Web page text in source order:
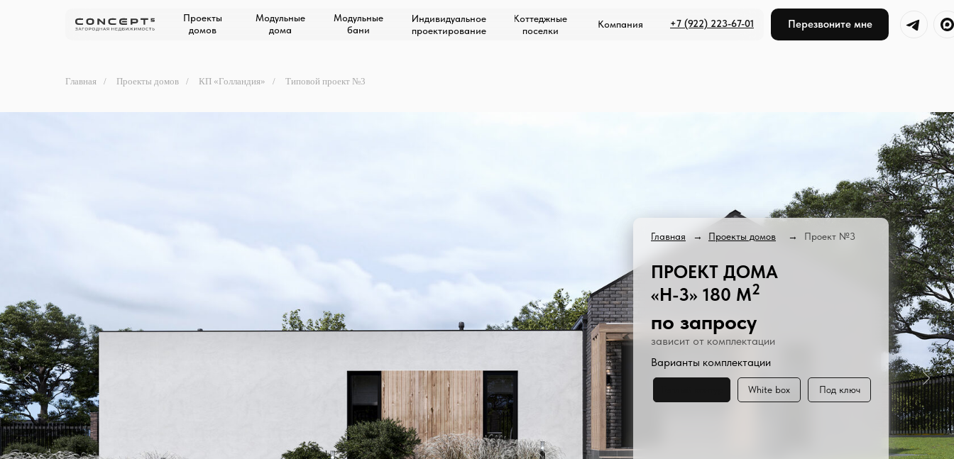
Перезвоните мне
+7 (922) 223-67-01
Проекты
домов
Модульные
бани
Модульные
дома
Индивидуальное
проектирование
Коттеджные
поселки
Компания
Главная / Проекты домов / КП «Голландия» / Типовой проект №3
ПРОЕКТ ДОМА
«H-3» 180 М2
зависит от комплектации
по запросу
Варианты комплектации
Под ключ
White box
Главная Проекты домов
→ Проект №3
→